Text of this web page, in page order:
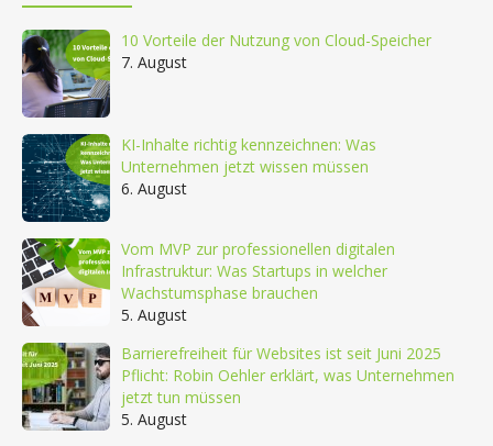
10 Vorteile der Nutzung von Cloud-Speicher
7. August
KI-Inhalte richtig kennzeichnen: Was
Unternehmen jetzt wissen müssen
6. August
Vom MVP zur professionellen digitalen
Infrastruktur: Was Startups in welcher
Wachstumsphase brauchen
5. August
Barrierefreiheit für Websites ist seit Juni 2025
Pflicht: Robin Oehler erklärt, was Unternehmen
jetzt tun müssen
5. August